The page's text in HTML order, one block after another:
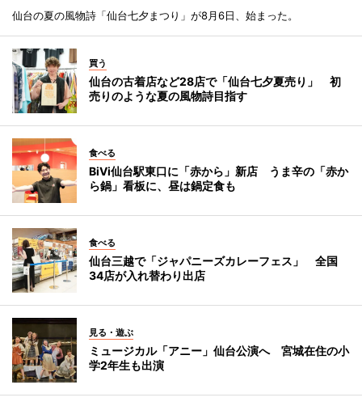
仙台の夏の風物詩「仙台七夕まつり」が8月6日、始まった。
買う
仙台の古着店など28店で「仙台七夕夏売り」 初
売りのような夏の風物詩目指す
食べる
BiVi仙台駅東口に「赤から」新店 うま辛の「赤か
ら鍋」看板に、昼は鍋定食も
食べる
仙台三越で「ジャパニーズカレーフェス」 全国
34店が入れ替わり出店
見る・遊ぶ
ミュージカル「アニー」仙台公演へ 宮城在住の小
学2年生も出演